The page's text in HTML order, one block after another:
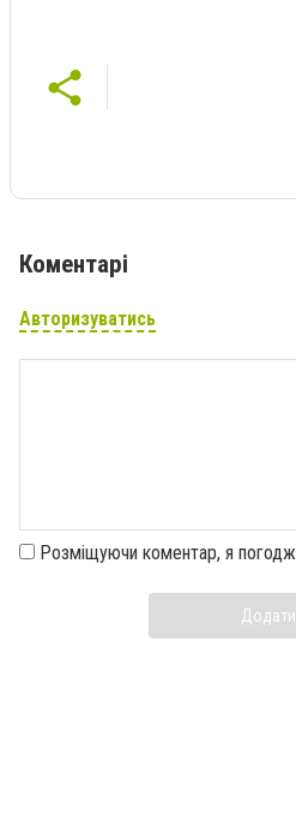
Коментарі
Авторизуватись
Розміщуючи коментар, я
Додати